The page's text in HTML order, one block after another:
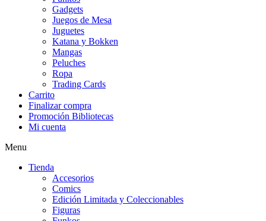
Gadgets
Juegos de Mesa
Juguetes
Katana y Bokken
Mangas
Peluches
Ropa
Trading Cards
Carrito
Finalizar compra
Promoción Bibliotecas
Mi cuenta
Menu
Tienda
Accesorios
Comics
Edición Limitada y Coleccionables
Figuras